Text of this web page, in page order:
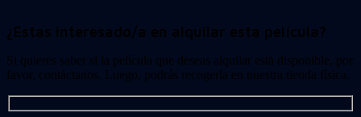
¿Estas interesado/a en alquilar esta película?
Si quieres saber si la película que deseas alquilar está disponible, por
favor, contáctanos. Luego, podrás recogerla en nuestra tienda física.